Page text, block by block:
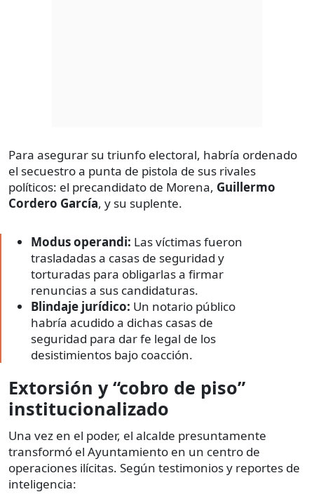
Para asegurar su triunfo electoral, habría ordenado
el secuestro a punta de pistola de sus rivales
políticos: el precandidato de Morena, Guillermo
Cordero García, y su suplente.
Modus operandi: Las víctimas fueron
trasladadas a casas de seguridad y
torturadas para obligarlas a firmar
renuncias a sus candidaturas.
Blindaje jurídico: Un notario público
habría acudido a dichas casas de
seguridad para dar fe legal de los
desistimientos bajo coacción.
Extorsión y “cobro de piso”
institucionalizado
Una vez en el poder, el alcalde presuntamente
transformó el Ayuntamiento en un centro de
operaciones ilícitas. Según testimonios y reportes de
inteligencia: